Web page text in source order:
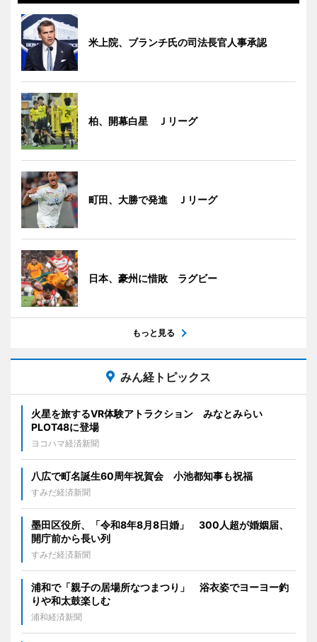
米上院、ブランチ氏の司法長官人事承認
柏、開幕白星 Ｊリーグ
町田、大勝で発進 Ｊリーグ
日本、豪州に惜敗 ラグビー
もっと見る
みん経トピックス
火星を旅するVR体験アトラクション みなとみらい
PLOT48に登場
ヨコハマ経済新聞
八広で町名誕生60周年祝賀会 小池都知事も祝福
すみだ経済新聞
墨田区役所、「令和8年8月8日婚」 300人超が婚姻届、
開庁前から長い列
すみだ経済新聞
浦和で「親子の居場所なつまつり」 浴衣姿でヨーヨー釣
りや和太鼓楽しむ
浦和経済新聞